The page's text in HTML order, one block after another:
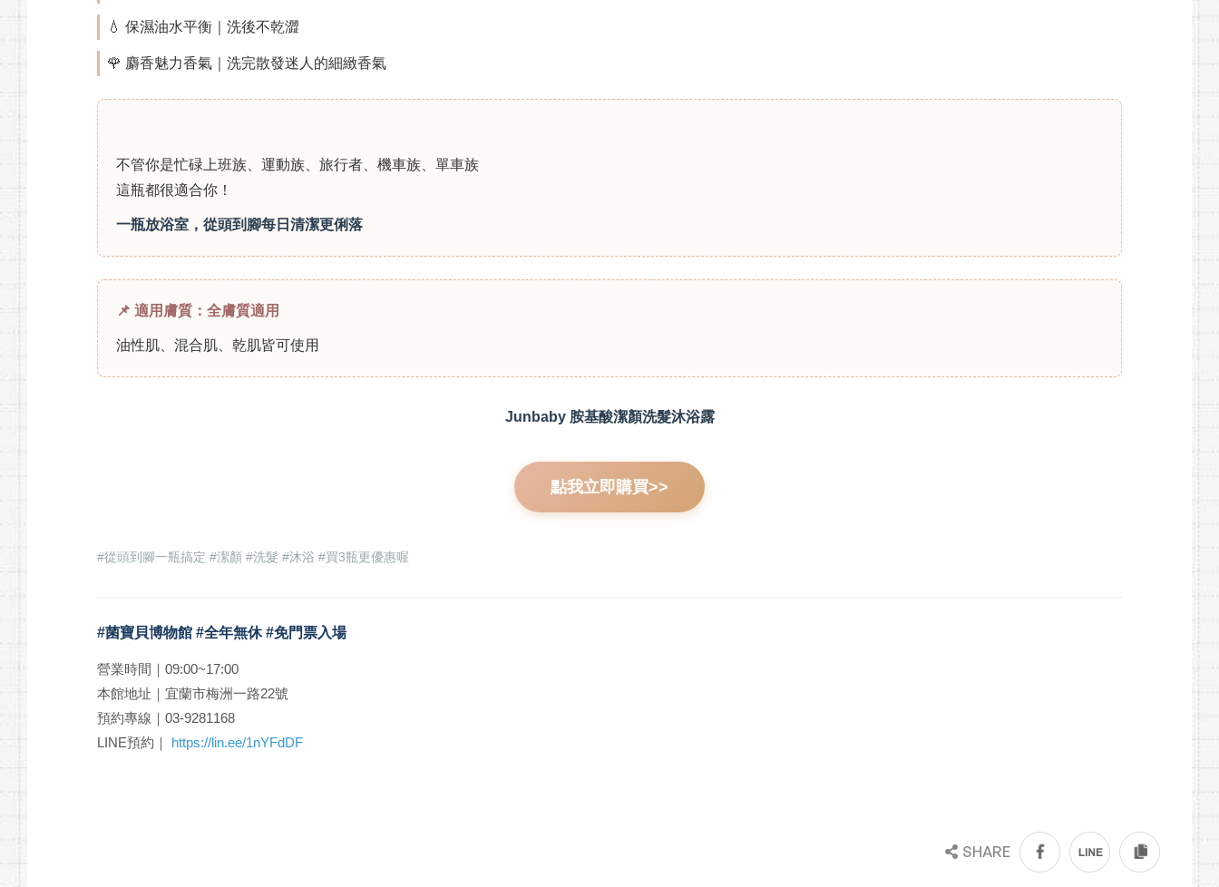
💧 保濕油水平衡｜洗後不乾澀
🌹 麝香魅力香氣｜洗完散發迷人的細緻香氣
不管你是忙碌上班族、運動族、旅行者、機車族、單車族
這瓶都很適合你！
一瓶放浴室，從頭到腳每日清潔更俐落
📌 適用膚質：全膚質適用
油性肌、混合肌、乾肌皆可使用
Junbaby 胺基酸潔顏洗髮沐浴露
點我立即購買>>
#從頭到腳一瓶搞定 #潔顏 #洗髮 #沐浴 #買3瓶更優惠喔
#菌寶貝博物館 #全年無休 #免門票入場
營業時間｜09:00~17:00
本館地址｜宜蘭市梅洲一路22號
預約專線｜03-9281168
LINE預約｜ https://lin.ee/1nYFdDF
SHARE